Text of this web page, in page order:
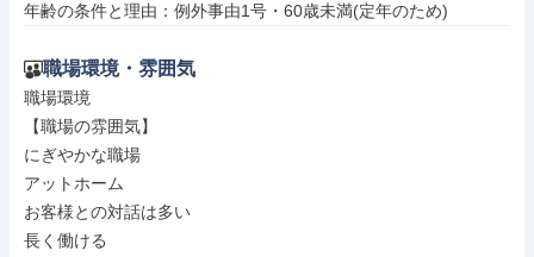
年齢の条件と理由：例外事由1号・60歳未満(定年のため)
職場環境・雰囲気
職場環境
【職場の雰囲気】
にぎやかな職場
アットホーム
お客様との対話は多い
長く働ける